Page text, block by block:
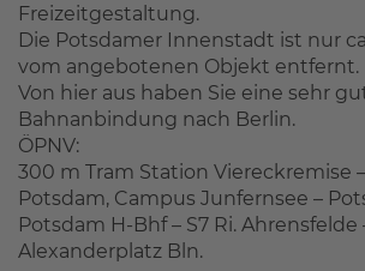
Freizeitgestaltung.
Die Potsdamer Innenstadt ist nur
vom angebotenen Objekt entfernt.
Von hier aus haben Sie eine sehr
Bahnanbindung nach Berlin.
ÖPNV:
300 m Tram Station Viereckremise
Potsdam, Campus Junfernsee –
Potsdam H-Bhf – S7 Ri. Ahrensfelde
Alexanderplatz Bln.